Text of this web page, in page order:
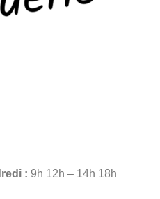
: 9h 12h – 14h 18h